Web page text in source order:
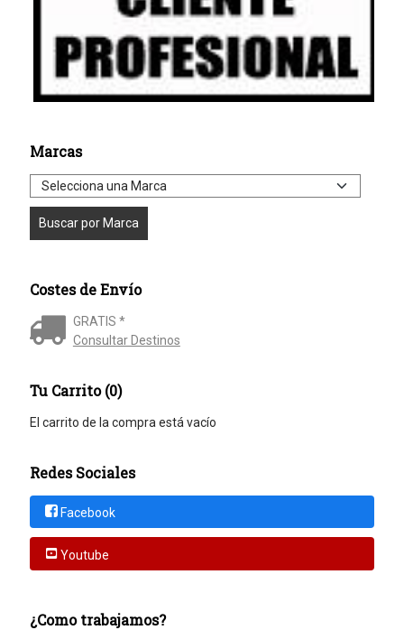
Marcas
Costes de Envío
GRATIS *
Consultar Destinos
Tu Carrito (0)
El carrito de la compra está vacío
Redes Sociales
Facebook
Youtube
¿Como trabajamos?